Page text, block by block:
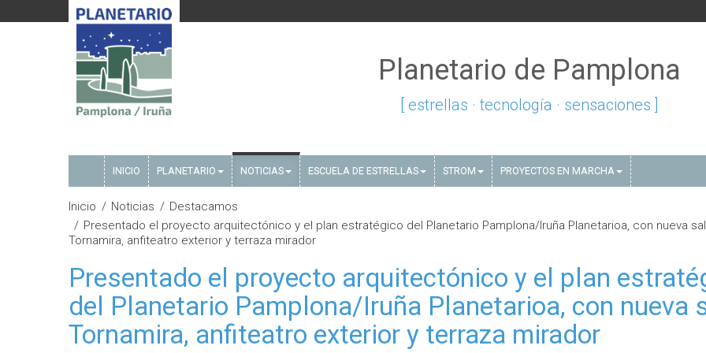
Planetario de Pamplona
[ estrellas · tecnología · sensaciones ]
INICIO PLANETARIO NOTICIAS ESCUELA DE ESTRELLAS STROM PROYECTOS EN MARCHA
Inicio Noticias
Destacamos
Presentado el proyecto arquitectónico y el plan estratégico del Planetario Pamplona/Iruña Planetarioa, con nueva
Tornamira, anfiteatro exterior y terraza mirador
Presentado el proyecto arquitectónico y el plan
del Planetario Pamplona/Iruña Planetarioa, con nueva
Tornamira, anfiteatro exterior y terraza mirador